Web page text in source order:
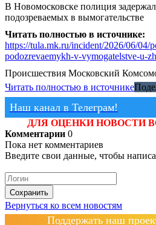
В Новомосковске полиция
подозреваемых в вымогательстве
Читать полностью в источнике:
https://tula.mk.ru/incident/2026/06/04/
podozrevaemykh-v-vymogatelstve-u-
Происшествия Московский
Читать полностью в источнике
Наш канал в Телеграм!
ДЛЯ ОЦЕНКИ НОВОСТИ
Комментарии 0
Пока нет комментариев
Введите свои данные, чтобы
Сохранить
Вернуться ко всем новостям
Поддержать наш